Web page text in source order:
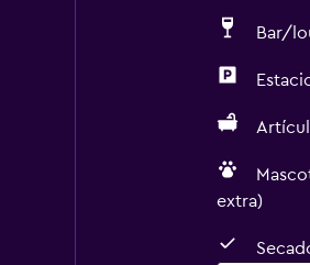
Bar/
extra)